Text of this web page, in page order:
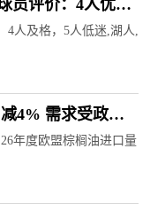
员评价：4人优
4人及格，5人低迷,湖人,
4% 需求受政策
年度欧盟棕榈油进口量